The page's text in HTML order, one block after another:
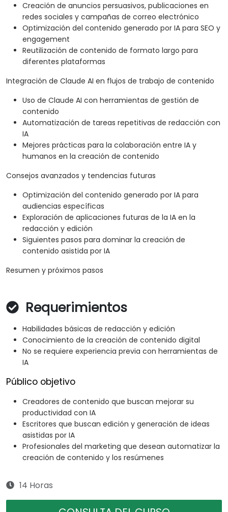
Creación de anuncios persuasivos, publicaciones en
redes sociales y campañas de correo electrónico
Optimización del contenido generado por IA para SEO y
engagement
Reutilización de contenido de formato largo para
diferentes plataformas
Integración de Claude AI en flujos de trabajo de contenido
Uso de Claude AI con herramientas de gestión de
contenido
Automatización de tareas repetitivas de redacción con
IA
Mejores prácticas para la colaboración entre IA y
humanos en la creación de contenido
Consejos avanzados y tendencias futuras
Optimización del contenido generado por IA para
audiencias específicas
Exploración de aplicaciones futuras de la IA en la
redacción y edición
Siguientes pasos para dominar la creación de
contenido asistida por IA
Resumen y próximos pasos
Requerimientos
Habilidades básicas de redacción y edición
Conocimiento de la creación de contenido digital
No se requiere experiencia previa con herramientas de
IA
Público objetivo
Creadores de contenido que buscan mejorar su
productividad con IA
Escritores que buscan edición y generación de ideas
asistidas por IA
Profesionales del marketing que desean automatizar la
creación de contenido y los resúmenes
14 Horas